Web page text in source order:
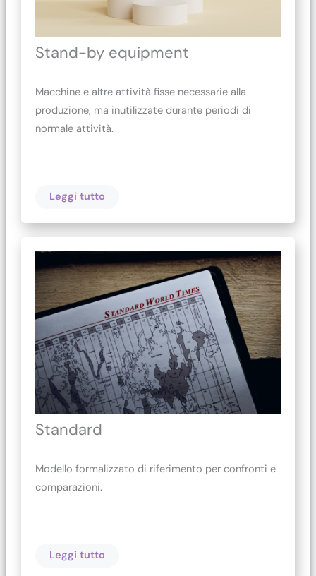
Stand-by equipment
Macchine e altre attività fisse necessarie alla
produzione, ma inutilizzate durante periodi di
normale attività.
Leggi tutto
Standard
Modello formalizzato di riferimento per confronti e
comparazioni.
Leggi tutto